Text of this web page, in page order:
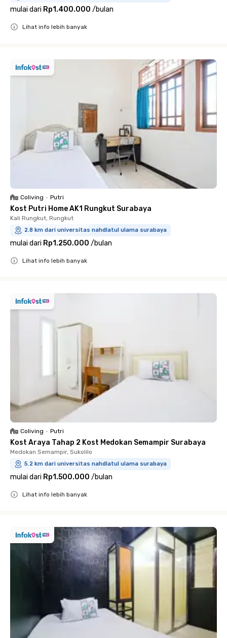
mulai dari Rp1.400.000 /bulan
Lihat info lebih banyak
Coliving • Putri
Kost Putri Home AK1 Rungkut Surabaya
Kali Rungkut, Rungkut
2.8 km dari universitas nahdlatul ulama surabaya
mulai dari Rp1.250.000 /bulan
Lihat info lebih banyak
Coliving • Putri
Kost Araya Tahap 2 Kost Medokan Semampir Surabaya
Medokan Semampir, Sukolilo
5.2 km dari universitas nahdlatul ulama surabaya
mulai dari Rp1.500.000 /bulan
Lihat info lebih banyak